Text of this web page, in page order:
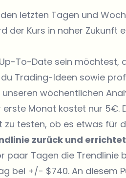
letzten Tagen und
der Kurs in naher Zukunft
To-Date sein möchtest,
Trading-Ideen sowie
wöchentlichen
erste Monat kostet nur 5€.
testen, ob es etwas für
zurück und
paar Tagen die Trendlinie
bei +/- $740. An diesem